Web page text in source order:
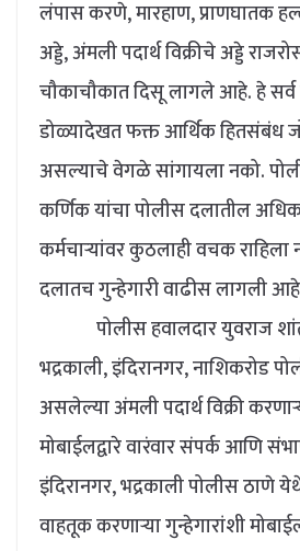
लंपास करणे, मारहाण, प्राणघातक
अड्डे, अंमली पदार्थ विक्रीचे अड्डे
चौकाचौकात दिसू लागले आहे. हे सर्व
डोळ्यादेखत फक्त आर्थिक हितसंबंध
असल्याचे वेगळे सांगायला नको.
कर्णिक यांचा पोलीस दलातील
कर्मचाऱ्यांवर कुठलाही वचक
दलातच गुन्हेगारी वाढीस लागली
पोलीस हवालदार युवराज
भद्रकाली, इंदिरानगर, नाशिकरोड
असलेल्या अंमली पदार्थ विक्री
मोबाईलद्वारे वारंवार संपर्क आणि
इंदिरानगर, भद्रकाली पोलीस ठाणे
वाहतूक करणाऱ्या गुन्हेगारांशी